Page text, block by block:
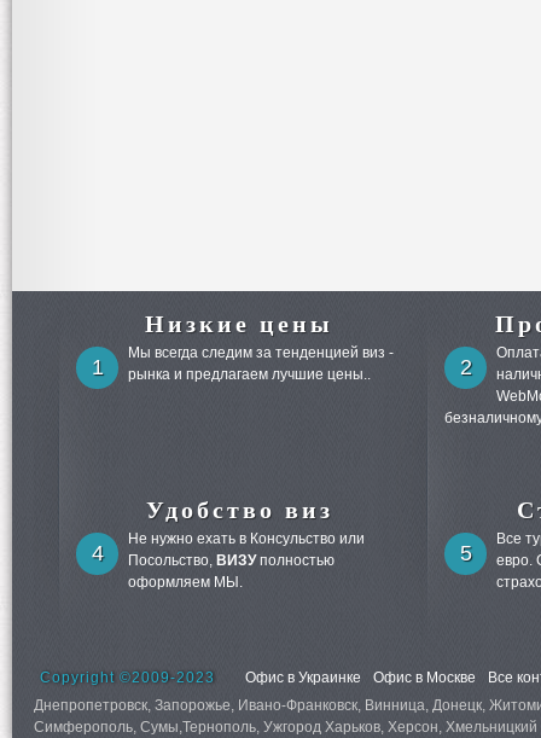
Низкие цены
1
Мы всегда следим за тенденцией виз -
рынка и предлагаем лучшие цены..
2
Удобство виз
4
Не нужно ехать в Консульство или
Посольство, ВИЗУполностью
оформляем МЫ.
5
Все
евро.
Copyright ©2009-2023 Офис в Украинке Офис в Москве
Все
Днепропетровск, Запорожье, Ивано-Франковск, Винница, Донецк,
Симферополь, Сумы,Тернополь, Ужгород Харьков, Херсон,